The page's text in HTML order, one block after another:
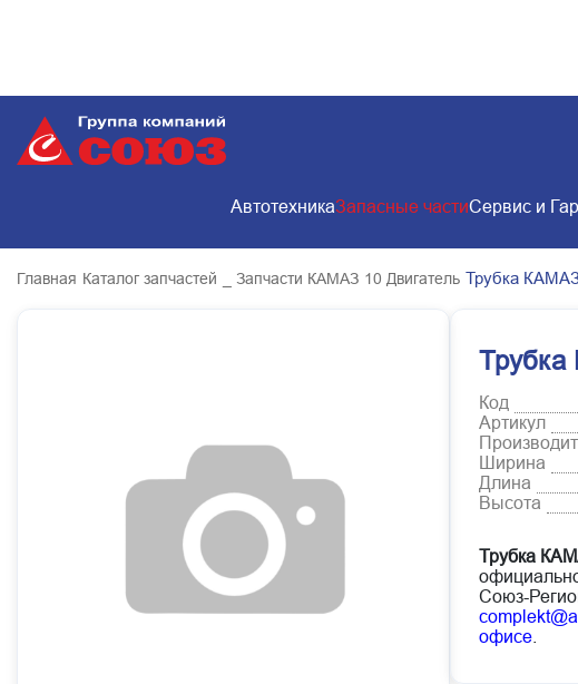
АвтотехникаЗапасные частиСервис и
Главная Каталог запчастей _ Запчасти КАМАЗ 10 Двигатель Трубка
Код
Артикул
Ширина
Длина
Высота
Трубка
Союз-
офисе